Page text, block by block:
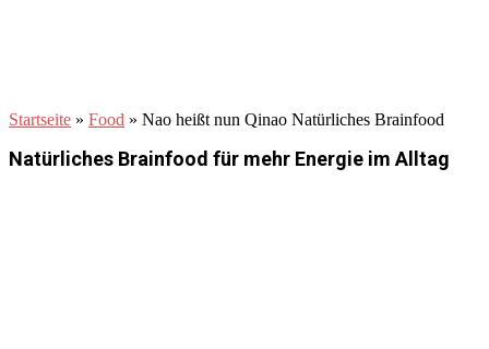
Startseite » Food » Nao heißt nun Qinao Natürliches Brainfood
Natürliches Brainfood für mehr Energie im Alltag